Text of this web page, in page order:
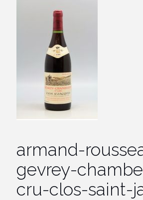
armand-
gevrey-
cru-clos-saint-